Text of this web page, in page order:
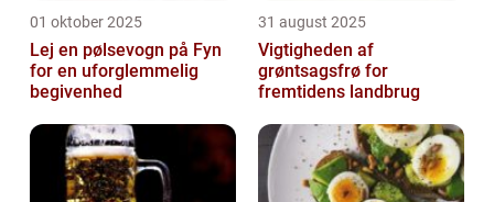
01 oktober 2025
Lej en pølsevogn på Fyn
for en uforglemmelig
begivenhed
31 august 2025
Vigtigheden af
grøntsagsfrø for
fremtidens landbrug